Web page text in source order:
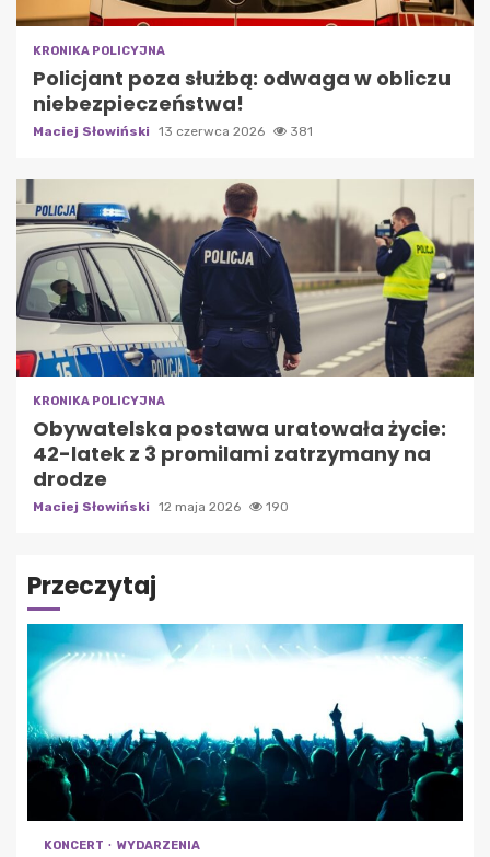
KRONIKA POLICYJNA
Policjant poza służbą: odwaga w obliczu
niebezpieczeństwa!
Maciej Słowiński 13 czerwca 2026 381
KRONIKA POLICYJNA
Obywatelska postawa uratowała życie:
42-latek z 3 promilami zatrzymany na
drodze
Maciej Słowiński 12 maja 2026 190
Przeczytaj
KONCERT WYDARZENIA